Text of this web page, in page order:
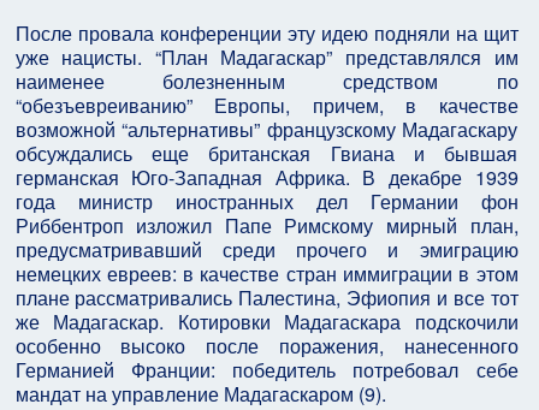
После провала конференции эту идею подняли на щит
уже нацисты. “План Мадагаскар” представлялся им
наименее болезненным средством по
“обезъевреиванию” Европы, причем, в качестве
возможной “альтернативы” французскому Мадагаскару
обсуждались еще британская Гвиана и бывшая
германская Юго-Западная Африка. В декабре 1939
года министр иностранных дел Германии фон
Риббентроп изложил Папе Римскому мирный план,
предусматривавший среди прочего и эмиграцию
немецких евреев: в качестве стран иммиграции в этом
плане рассматривались Палестина, Эфиопия и все тот
же Мадагаскар. Котировки Мадагаскара подскочили
особенно высоко после поражения, нанесенного
Германией Франции: победитель потребовал себе
мандат на управление Мадагаскаром (9).